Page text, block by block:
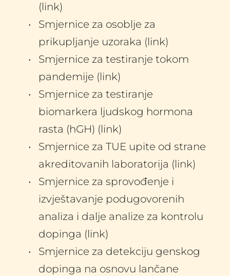
(link)
Smjernice za osoblje za
prikupljanje uzoraka (link)
Smjernice za testiranje tokom
pandemije (link)
Smjernice za testiranje
biomarkera ljudskog hormona
rasta (hGH) (link)
Smjernice za TUE upite od strane
akreditovanih laboratorija (link)
Smjernice za sprovođenje i
izvještavanje podugovorenih
analiza i dalje analize za kontrolu
dopinga (link)
Smjernice za detekciju genskog
dopinga na osnovu lančane